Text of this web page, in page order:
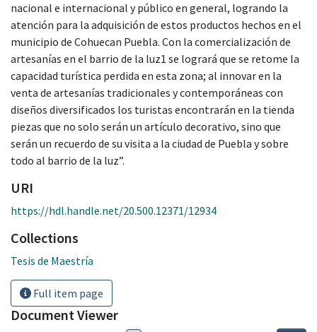
nacional e internacional y público en general, logrando la
atención para la adquisición de estos productos hechos en el
municipio de Cohuecan Puebla. Con la comercialización de
artesanías en el barrio de la luz1 se logrará que se retome la
capacidad turística perdida en esta zona; al innovar en la
venta de artesanías tradicionales y contemporáneas con
diseños diversificados los turistas encontrarán en la tienda
piezas que no solo serán un artículo decorativo, sino que
serán un recuerdo de su visita a la ciudad de Puebla y sobre
todo al barrio de la luz”.
URI
https://hdl.handle.net/20.500.12371/12934
Collections
Tesis de Maestría
Full item page
Document Viewer